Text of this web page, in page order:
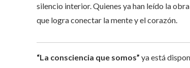
silencio interior. Quienes ya han leído la
que logra conectar la mente y el corazón.
“La consciencia que somos” ya está